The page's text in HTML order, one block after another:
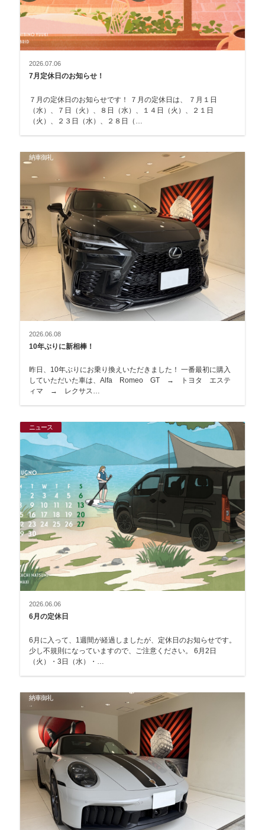
2026.07.06
7月定休日のお知らせ！
７月の定休日のお知らせです！ ７月の定休日は、 ７月１日
（水）、７日（火）、８日（水）、１４日（火）、２１日
（火）、２３日（水）、２８日（…
納車御礼
2026.06.08
10年ぶりに新相棒！
昨日、10年ぶりにお乗り換えいただきました！ 一番最初に購入
していただいた車は、Alfa Romeo GT → トヨタ エステ
ィマ → レクサス…
ニュース
2026.06.06
6月の定休日
6月に入って、1週間が経過しましたが、定休日のお知らせです。
少し不規則になっていますので、ご注意ください。 6月2日
（火）・3日（水）・…
納車御礼